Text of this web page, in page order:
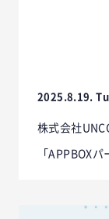
2025.8.19.
株式会社
「APPBOX